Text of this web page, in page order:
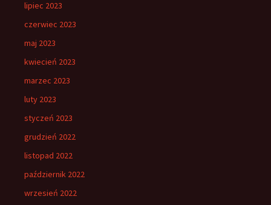
lipiec 2023
czerwiec 2023
maj 2023
kwiecień 2023
marzec 2023
luty 2023
styczeń 2023
grudzień 2022
listopad 2022
październik 2022
wrzesień 2022